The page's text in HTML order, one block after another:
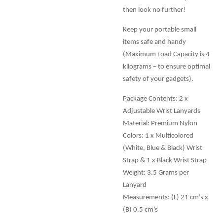
then look no further!
Keep your portable small
items safe and handy
(Maximum Load Capacity is 4
kilograms – to ensure optimal
safety of your gadgets).
Package Contents: 2 x
Adjustable Wrist Lanyards
Material: Premium Nylon
Colors: 1 x Multicolored
(White, Blue & Black) Wrist
Strap & 1 x Black Wrist Strap
Weight: 3.5 Grams per
Lanyard
Measurements: (L) 21 cm’s x
(B) 0.5 cm’s